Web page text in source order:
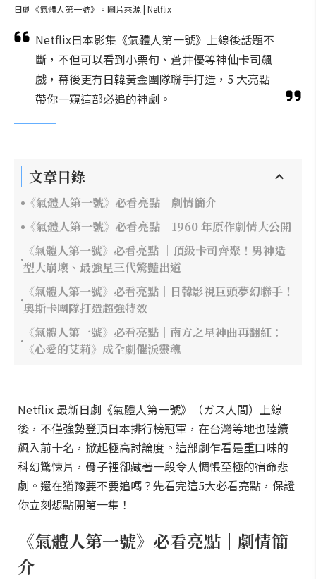
日劇《氣體人第一號》。圖片來源 | Netflix
Netflix日本影集《氣體人第一號》上線後話題不
斷，不但可以看到小栗旬、蒼井優等神仙卡司飆
戲，幕後更有日韓黃金團隊聯手打造，5 大亮點
帶你一窺這部必追的神劇。
文章目錄
《氣體人第一號》必看亮點｜劇情簡介
《氣體人第一號》必看亮點｜1960 年原作劇情大公開
《氣體人第一號》必看亮點 ｜頂級卡司齊聚！男神造
型大崩壞、最強星三代驚豔出道
《氣體人第一號》必看亮點｜日韓影視巨頭夢幻聯手！
奧斯卡團隊打造超強特效
《氣體人第一號》必看亮點｜南方之星神曲再翻紅：
《心愛的艾莉》成全劇催淚靈魂
Netflix 最新日劇《氣體人第一號》（ガス人間）上線
後，不僅強勢登頂日本排行榜冠軍，在台灣等地也陸續
飆入前十名，掀起極高討論度。這部劇乍看是重口味的
科幻驚悚片，骨子裡卻藏著一段令人惆悵至極的宿命悲
劇。還在猶豫要不要追嗎？先看完這5大必看亮點，保證
你立刻想點開第一集！
《氣體人第一號》必看亮點｜劇情簡
介